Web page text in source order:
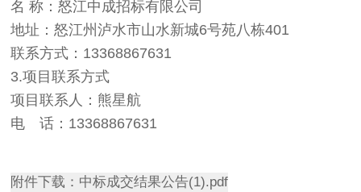
名 称：怒江中成招标有限公司
地址：怒江州泸水市山水新城6号苑八栋401
联系方式：13368867631
3.项目联系方式
项目联系人：熊星航
电 话：13368867631
附件下载：中标成交结果公告(1).pdf